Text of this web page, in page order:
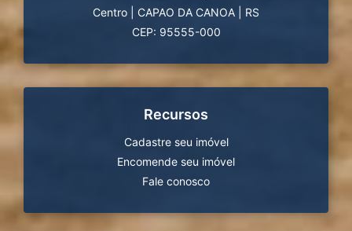
Centro
CAPAO DA CANOA
RS
CEP: 95555-000
Recursos
Cadastre seu imóvel
Encomende seu imóvel
Fale conosco